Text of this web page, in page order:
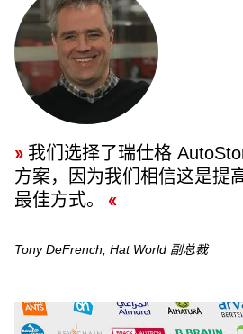
我们选择了瑞仕格
方案，因为我们相信这是提
最佳方式。
Tony DeFrench, Hat World 副总裁